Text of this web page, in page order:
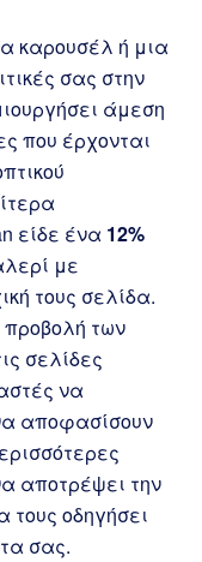
καρουσέλ ή μια
σας στην
άμεση
που έρχονται
είδε ένα 12%
με
τους σελίδα.
των
σελίδες
να
αποφασίσουν
αποτρέψει την
οδηγήσει
σας.